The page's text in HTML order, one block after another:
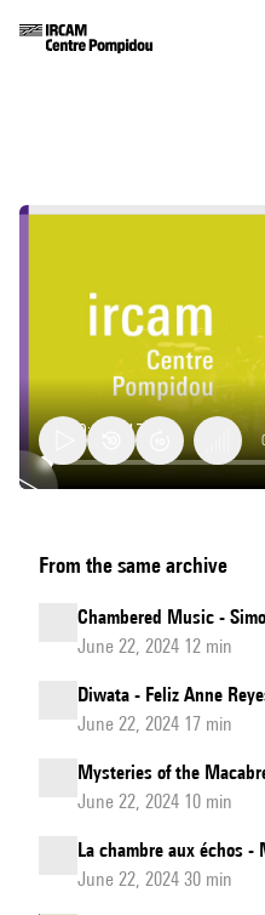
From the same archive
Chambered Music -
June 22, 2024 12 min
Diwata - Feliz Anne
June 22, 2024 17 min
Mysteries of the
June 22, 2024 10 min
La chambre aux échos
June 22, 2024 30 min